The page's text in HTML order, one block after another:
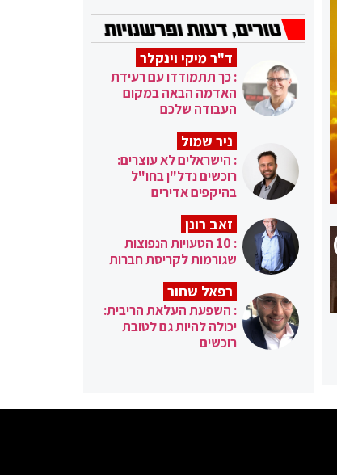
ד"ר מיקי וינקלר
: כך תתמודדו עם רעידת
האדמה הבאה במקום
העבודה שלכם
ניר שמול
: הישראלים לא עוצרים:
רוכשים נדל"ן בחו"ל
בהיקפים אדירים
זאב רונן
: 10 הטעויות הנפוצות
שגורמות לקריסת חברות
רפאל שחור
: השפעת העלאת הריבית:
יכולה להיות גם לטובת
רוכשים